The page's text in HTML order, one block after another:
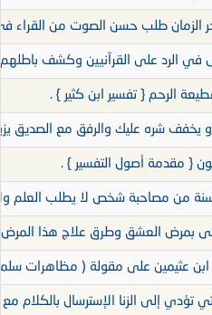
الزمان طلب حسن الصوت من القراء
في الرد على القرآنيين وكشف
الرحم { تفسير ابن كثير } .
يخفف شره عليك والرفق مع الصديق
{ مقدمة أصول التفسير } .
السنة من مصاحبة شخص لا يطلب العلم
بمرض العشق وطرق علاج هذا
ابن عثيمين على مقولة ( مظاهرات
تؤدي إلى الزنا الإسترسال بالكلام